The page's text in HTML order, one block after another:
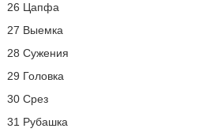
26 Цапфа
27 Выемка
28 Сужения
29 Головка
30 Срез
31 Рубашка